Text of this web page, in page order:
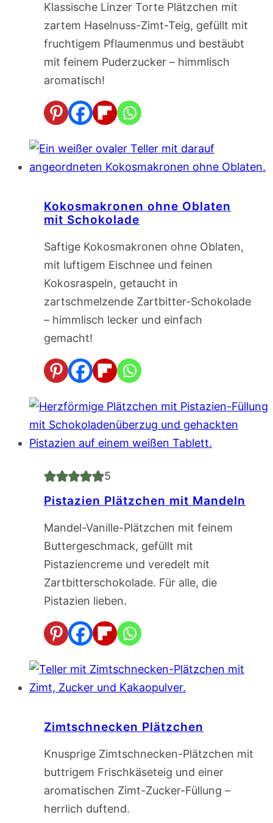
Klassische Linzer Torte Plätzchen mit
zartem Haselnuss-Zimt-Teig, gefüllt mit
fruchtigem Pflaumenmus und bestäubt
mit feinem Puderzucker – himmlisch
aromatisch!
Kokosmakronen ohne Oblaten
mit Schokolade
Saftige Kokosmakronen ohne Oblaten,
mit luftigem Eischnee und feinen
Kokosraspeln, getaucht in
zartschmelzende Zartbitter-Schokolade
– himmlisch lecker und einfach
gemacht!
5
Pistazien Plätzchen mit Mandeln
Mandel-Vanille-Plätzchen mit feinem
Buttergeschmack, gefüllt mit
Pistaziencreme und veredelt mit
Zartbitterschokolade. Für alle, die
Pistazien lieben.
Zimtschnecken Plätzchen
Knusprige Zimtschnecken-Plätzchen mit
buttrigem Frischkäseteig und einer
aromatischen Zimt-Zucker-Füllung –
herrlich duftend.